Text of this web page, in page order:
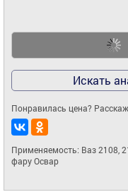
Искать
Понравилась цена?
Применяемость: Ваз 2108,
фару Освар